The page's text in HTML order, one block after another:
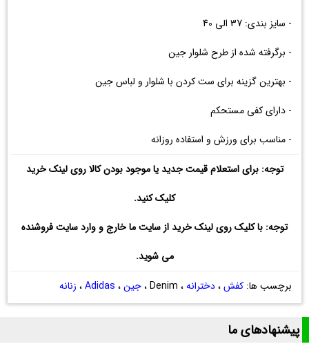
- سایز بندی: 37 الی 40
- برگرفته شده از طرح شلوار جین
- بهترین گزینه برای ست کردن با شلوار و لباس جین
- دارای کفی مستحکم
- مناسب برای ورزش و استفاده روزانه
توجه: برای استعلام قیمت جدید یا موجود بودن کالا روی لینک خرید
کلیک کنید.
توجه: با کلیک روی لینک خرید از سایت ما خارج و وارد سایت فروشنده
می شوید.
برچسب ها:کفش،دخترانه، Denim ، جین، Adidas، زنانه
پیشنهادهای ما